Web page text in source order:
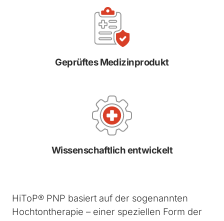
Geprüftes Medizinprodukt
Wissenschaftlich entwickelt
HiToP® PNP basiert auf der sogenannten
Hochtontherapie – einer speziellen Form der